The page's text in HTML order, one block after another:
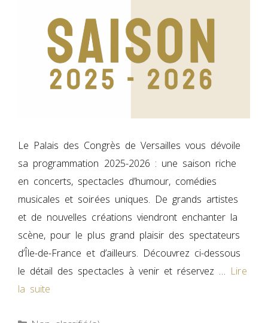
Le Palais des Congrès de Versailles vous dévoile
sa programmation 2025-2026 : une saison riche
en concerts, spectacles d’humour, comédies
musicales et soirées uniques. De grands artistes
et de nouvelles créations viendront enchanter la
scène, pour le plus grand plaisir des spectateurs
d’Île-de-France et d’ailleurs. Découvrez ci-dessous
le détail des spectacles à venir et réservez … Lire
la suite